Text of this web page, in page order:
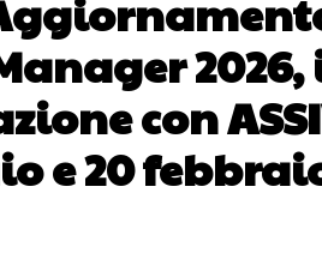
2026,
con
e 20